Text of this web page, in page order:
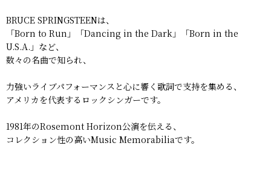
BRUCE SPRINGSTEENは、
「Born to Run」「Dancing in the Dark」「Born in the
U.S.A.」など、
数々の名曲で知られ、
力強いライブパフォーマンスと心に響く歌詞で支持を集める、
アメリカを代表するロックシンガーです。
1981年のRosemont Horizon公演を伝える、
コレクション性の高いMusic Memorabiliaです。